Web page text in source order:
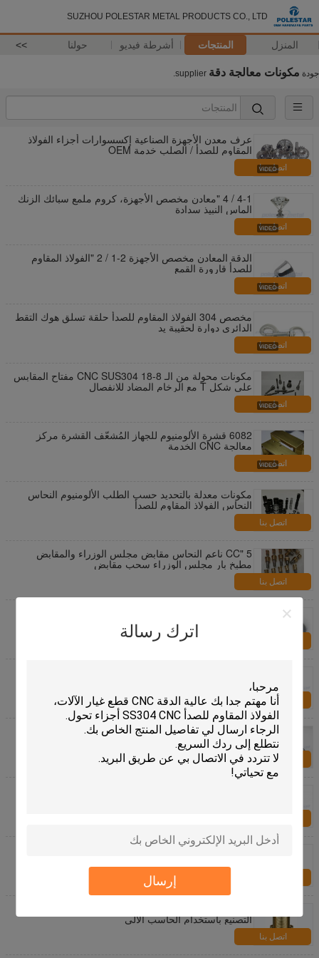
SUZHOU POLESTAR METAL PRODUCTS CO., LTD
المنزل المنتجات أشرطة فيديو حولنا >>
اترك رسالة
إرسال
جودة مكونات معالجة دقة
عرف معدن الأجهزة الصناعية إكسسوارات أجزاء الفولاذ
المقاوم للصدأ / الصلب خدمة OEM
اتصل بنا
4-1 / 4 "معادن مخصص الأجهزة، كروم ملمع سبائك الزنك
الماس النبيذ سدادة
اتصل بنا
الدقة المعادن مخصص الأجهزة 2-1 / 2 "الفولاذ المقاوم
للصدأ قارورة القمع
اتصل بنا
مخصص 304 الفولاذ المقاوم للصدأ حلقة تسلق هوك التقط
الدائري دوارة لحقيبة يد
اتصل بنا
مكونات محولة من الـ CNC SUS304 18-8 مفتاح المقابس
على شكل T مع الرخام المضاد للانفصال
اتصل بنا
6082 قشرة الألومنيوم للجهاز المُشعّف القشرة مركز
معالجة CNC الخدمة
اتصل بنا
مكونات معدلة بالتحديد حسب الطلب الألومنيوم النحاس
النحاس الفولاذ المقاوم للصدأ
اتصل بنا
5 "CC ناعم النحاس مقابض مجلس الوزراء والمقابض
مطبخ بار مجلس الوزراء سحب مقابض
اتصل بنا
النحاس سكة حديد عادي غسالة
اتصل بنا
ISO التخصص الأجهزة مشابك M3 مسامير مرآة النحاس /
الدقة براس براغي مشقوق جولة رئيس الخشب
اتصل بنا
التصنيع باستخدام الحاسب الآلي
اتصل بنا